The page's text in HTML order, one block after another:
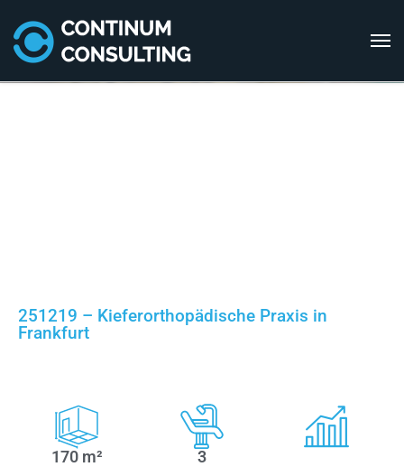
251219 – Kieferorthopädische Praxis in
Frankfurt
170 m² 3